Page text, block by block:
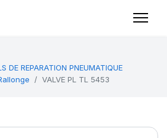
DE REPARATION PNEUMATIQUE
VALVE PL TL 5453